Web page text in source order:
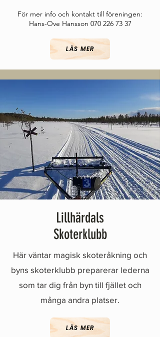
För mer info och kontakt till föreningen:
Hans-Ove Hansson 070 226 73 37
LÄS MER
Lillhärdals
Skoterklubb
Här väntar magisk skoteråkning och
byns skoterklubb preparerar lederna
som tar dig från byn till fjället och
många andra platser.
LÄS MER